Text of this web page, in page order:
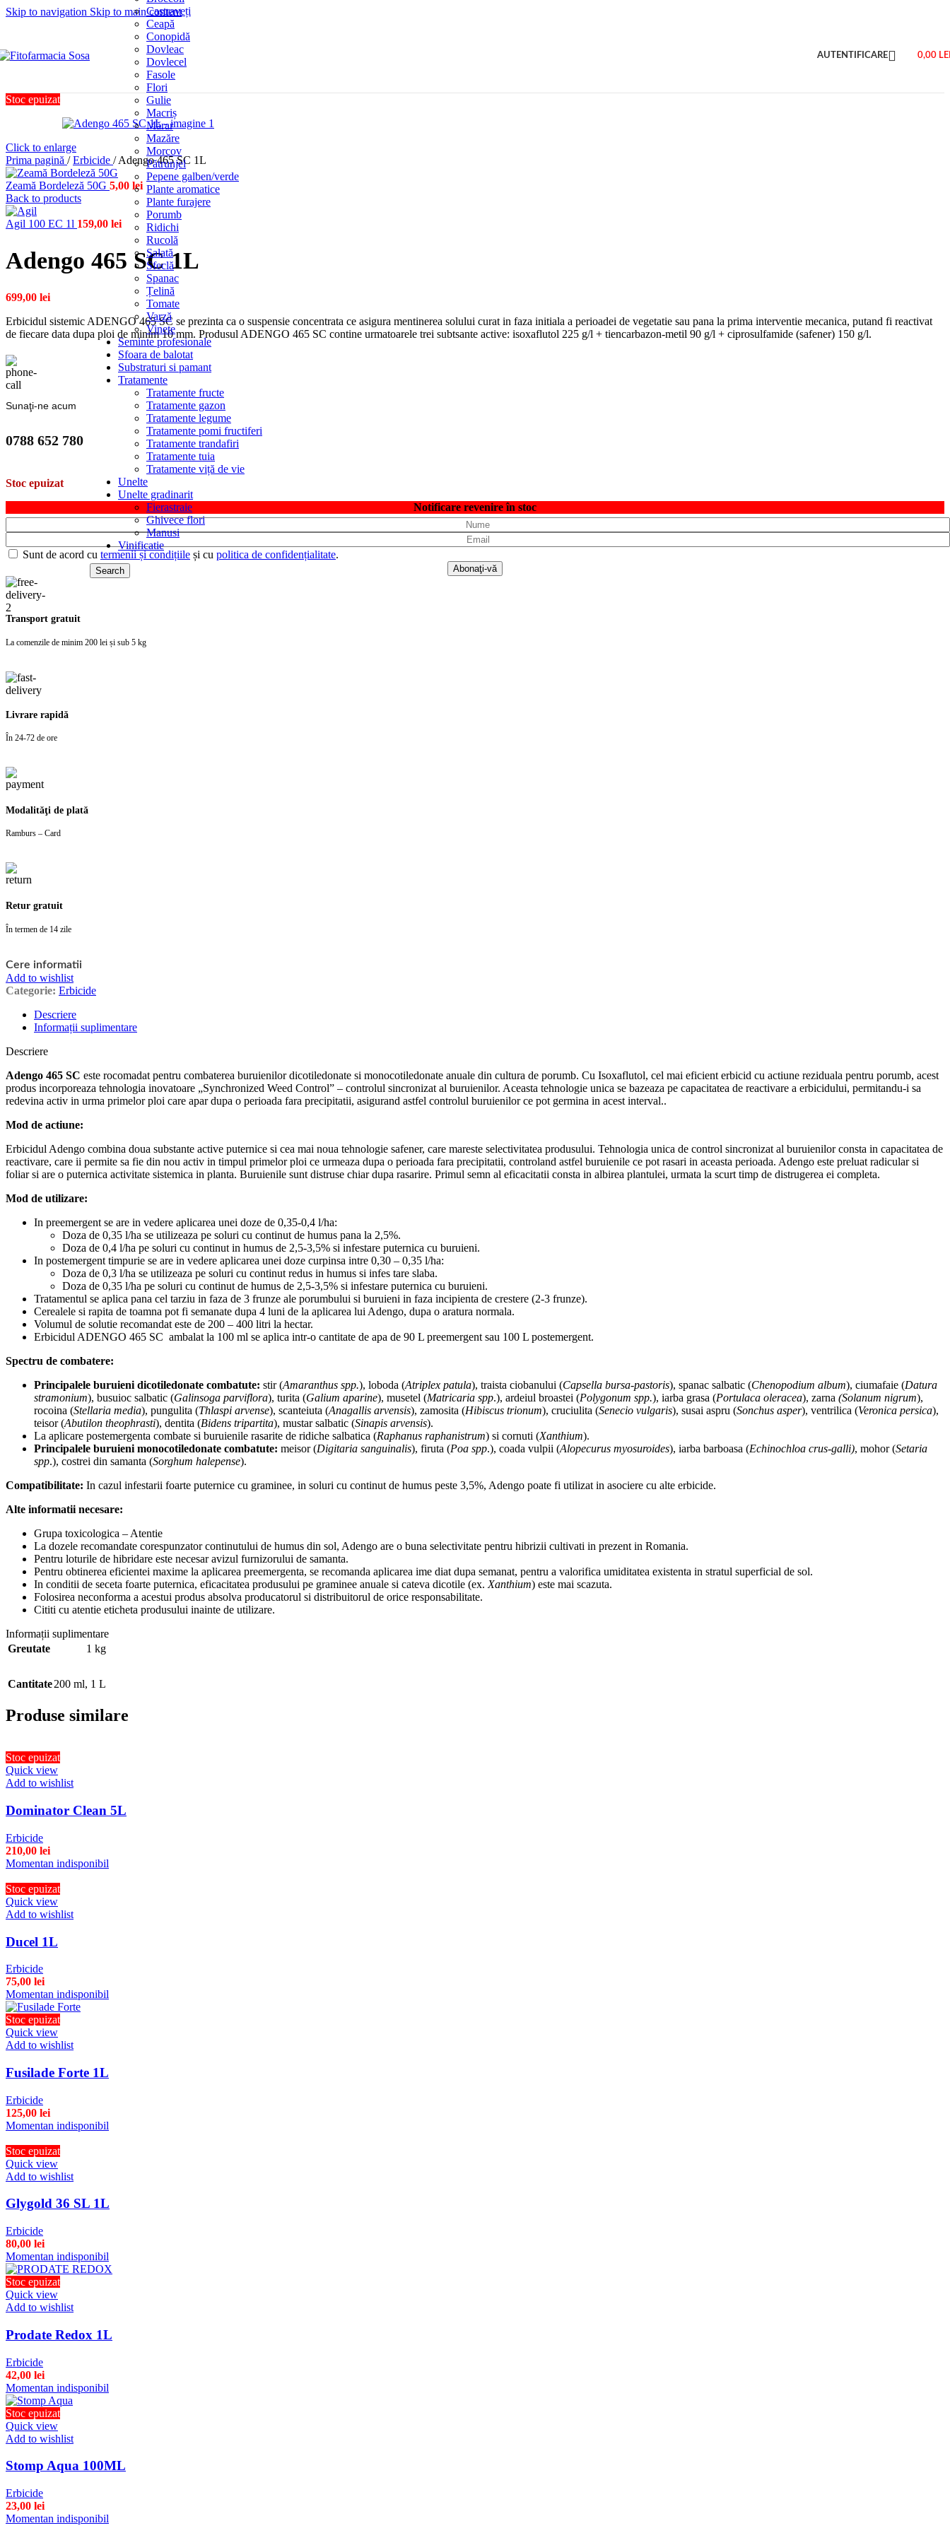
Skip to navigation Skip to main content
Castraveți
Ceapă
Conopidă
Dovleac
Dovlecel
Fasole
Flori
Gulie
Macriș
Mărar
Mazăre
Morcov
Pătrunjel
Pepene galben/verde
Plante aromatice
Plante furajere
Porumb
Ridichi
Rucolă
Salată
Sfeclă
Spanac
Țelină
Tomate
Varză
Vinete
Seminte profesionale
Sfoara de balotat
Substraturi si pamant
Tratamente
Tratamente fructe
Tratamente gazon
Tratamente legume
Tratamente pomi fructiferi
Tratamente trandafiri
Tratamente tuia
Tratamente viță de vie
Unelte
Unelte gradinarit
Fierastraie
Ghivece flori
Manusi
Vinificatie
Search
AUTENTIFICARE 0,00
Stoc epuizat
Click to enlarge
Prima pagină / Erbicide / Adengo 465 SC 1L
Zeamă Bordeleză 50G 5,00 lei
Back to products
Agil 100 EC 1l 159,00 lei
Adengo 465 SC 1L
699,00 lei
Erbicidul sistemic ADENGO 465 SC se prezinta ca o suspensie concentrata ce asigura mentinerea solului curat in faza initiala a perioadei de vegetatie sau pana la prima interventie mecanica, putand fi reactivat
de fiecare data dupa ploi de minim 10 mm. Produsul ADENGO 465 SC contine urmatoarele trei subtsante active: isoxaflutol 225 g/l + tiencarbazon-metil 90 g/l + ciprosulfamide (safener) 150 g/l.
Sunaţi-ne acum
0788 652 780
Stoc epuizat
Notificare revenire în stoc
Sunt de acord cu termenii și condițiile și cu politica de confidențialitate.
Transport gratuit
La comenzile de minim 200 lei și sub 5 kg
Livrare rapidă
În 24-72 de ore
Modalităţi de plată
Ramburs – Card
Retur gratuit
În termen de 14 zile
Cere informatii
Add to wishlist
Categorie: Erbicide
Descriere
Informații suplimentare
Descriere
Adengo 465 SC este rocomadat pentru combaterea buruienilor dicotiledonate si monocotiledonate anuale din cultura de porumb. Cu Isoxaflutol, cel mai eficient erbicid cu actiune reziduala pentru porumb, acest
produs incorporeaza tehnologia inovatoare „Synchronized Weed Control” – controlul sincronizat al buruienilor. Aceasta tehnologie unica se bazeaza pe capacitatea de reactivare a erbicidului, permitandu-i sa
redevina activ in urma primelor ploi care apar dupa o perioada fara precipitatii, asigurand astfel controlul buruienilor ce pot germina in acest interval..
Mod de actiune:
Erbicidul Adengo combina doua substante active puternice si cea mai noua tehnologie safener, care mareste selectivitatea produsului. Tehnologia unica de control sincronizat al buruienilor consta in capacitatea de
reactivare, care ii permite sa fie din nou activ in timpul primelor ploi ce urmeaza dupa o perioada fara precipitatii, controland astfel buruienile ce pot rasari in aceasta perioada. Adengo este preluat radicular si
foliar si are o puternica activitate sistemica in planta. Buruienile sunt distruse chiar dupa rasarire. Primul semn al eficacitatii consta in albirea plantulei, urmata la scurt timp de distrugerea ei completa.
Mod de utilizare:
In preemergent se are in vedere aplicarea unei doze de 0,35-0,4 l/ha:
Doza de 0,35 l/ha se utilizeaza pe soluri cu continut de humus pana la 2,5%.
Doza de 0,4 l/ha pe soluri cu continut in humus de 2,5-3,5% si infestare puternica cu buruieni.
In postemergent timpurie se are in vedere aplicarea unei doze curpinsa intre 0,30 – 0,35 l/ha:
Doza de 0,3 l/ha se utilizeaza pe soluri cu continut redus in humus si infes tare slaba.
Doza de 0,35 l/ha pe soluri cu continut de humus de 2,5-3,5% si infestare puternica cu buruieni.
Tratamentul se aplica pana cel tarziu in faza de 3 frunze ale porumbului si buruieni in faza incipienta de crestere (2-3 frunze).
Cerealele si rapita de toamna pot fi semanate dupa 4 luni de la aplicarea lui Adengo, dupa o aratura normala.
Volumul de solutie recomandat este de 200 – 400 litri la hectar.
Erbicidul ADENGO 465 SC ambalat la 100 ml se aplica intr-o cantitate de apa de 90 L preemergent sau 100 L postemergent.
Spectru de combatere:
Principalele buruieni dicotiledonate combatute: stir (Amaranthus spp.), loboda (Atriplex patula), traista ciobanului (Capsella bursa-pastoris), spanac salbatic (Chenopodium album), ciumafaie (Datura
stramonium), busuioc salbatic (Galinsoga parviflora), turita (Galium aparine), musetel (Matricaria spp.), ardeiul broastei (Polygonum spp.), iarba grasa (Portulaca oleracea), zarna (Solanum nigrum),
rocoina (Stellaria media), pungulita (Thlaspi arvense), scanteiuta (Anagallis arvensis), zamosita (Hibiscus trionum), cruciulita (Senecio vulgaris), susai aspru (Sonchus asper), ventrilica (Veronica persica),
teisor (Abutilon theophrasti), dentita (Bidens tripartita), mustar salbatic (Sinapis arvensis).
La aplicare postemergenta combate si buruienile rasarite de ridiche salbatica (Raphanus raphanistrum) si cornuti (Xanthium).
Principalele buruieni monocotiledonate combatute: meisor (Digitaria sanguinalis), firuta (Poa spp.), coada vulpii (Alopecurus myosuroides), iarba barboasa (Echinochloa crus-galli), mohor (Setaria
spp.), costrei din samanta (Sorghum halepense).
Compatibilitate: In cazul infestarii foarte puternice cu graminee, in soluri cu continut de humus peste 3,5%, Adengo poate fi utilizat in asociere cu alte erbicide.
Alte informatii necesare:
Grupa toxicologica – Atentie
La dozele recomandate corespunzator continutului de humus din sol, Adengo are o buna selectivitate pentru hibrizii cultivati in prezent in Romania.
Pentru loturile de hibridare este necesar avizul furnizorului de samanta.
Pentru obtinerea eficientei maxime la aplicarea preemergenta, se recomanda aplicarea ime diat dupa semanat, pentru a valorifica umiditatea existenta in stratul superficial de sol.
In conditii de seceta foarte puternica, eficacitatea produsului pe graminee anuale si cateva dicotile (ex. Xanthium) este mai scazuta.
Folosirea neconforma a acestui produs absolva producatorul si distribuitorul de orice responsabilitate.
Cititi cu atentie eticheta produsului inainte de utilizare.
Informații suplimentare
Greutate
1 kg
Cantitate200 ml, 1 L
Produse similare
Stoc epuizat
Quick view
Add to wishlist
Dominator Clean 5L
Erbicide
210,00 lei
Momentan indisponibil
Stoc epuizat
Quick view
Add to wishlist
Ducel 1L
Erbicide
75,00 lei
Momentan indisponibil
Stoc epuizat
Quick view
Add to wishlist
Fusilade Forte 1L
Erbicide
125,00 lei
Momentan indisponibil
Stoc epuizat
Quick view
Add to wishlist
Glygold 36 SL 1L
Erbicide
80,00 lei
Momentan indisponibil
Stoc epuizat
Quick view
Add to wishlist
Prodate Redox 1L
Erbicide
42,00 lei
Momentan indisponibil
Stoc epuizat
Quick view
Add to wishlist
Stomp Aqua 100ML
Erbicide
23,00 lei
Momentan indisponibil